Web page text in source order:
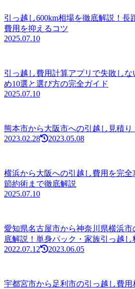
引っ越し600km相場を徹底解説！長
費用を抑えるコツ
2025.07.10
引っ越し費用計算アプリで失敗しな
め10選と選び方の完全ガイド
2025.07.10
熊本市から大阪市への引越し見積り
2023.02.28
2023.05.08
横浜から大阪への引越し費用を完全
節約術まで徹底解説
2025.07.10
愛知県名古屋市から神奈川県横浜
底解説！単身パック・家族引っ越
2022.07.12
2023.06.05
宇都宮市から足利市の引っ越し費用